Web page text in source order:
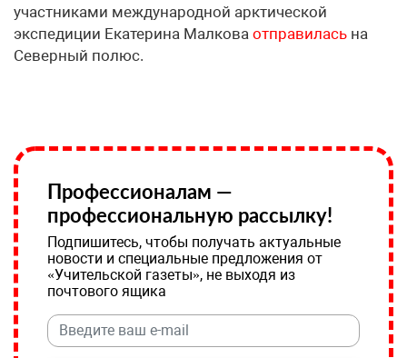
участниками международной арктической
экспедиции Екатерина Малкова отправилась на
Северный полюс.
Профессионалам —
профессиональную рассылку!
Подпишитесь, чтобы получать актуальные
новости и специальные предложения от
«Учительской газеты», не выходя из
почтового ящика